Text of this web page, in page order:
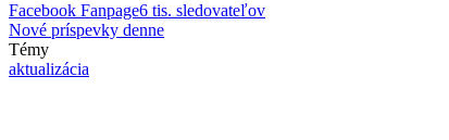
Facebook Fanpage6 tis. sledovateľov
Nové príspevky denne
Témy
aktualizácia